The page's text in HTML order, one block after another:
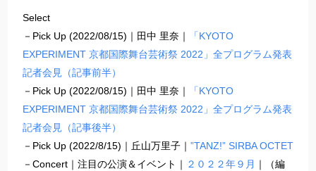
Select
－Pick Up (2022/08/15)｜田中 里奈｜
「KYOTO
EXPERIMENT 京都国際舞台芸術祭 2022」全プログラム発表
記者会見（記事前半）
－Pick Up (2022/08/15)｜田中 里奈｜
「KYOTO
EXPERIMENT 京都国際舞台芸術祭 2022」全プログラム発表
記者会見（記事後半）
－Pick Up (2022/8/15)｜丘山万里子｜ ”TANZ!” SIRBA OCTET
－Concert｜注目の公演＆イベント｜ ２０２２年９月 ｜（編